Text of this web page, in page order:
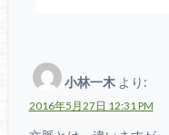
小林一木 より:
2016年5月27日 12:31 PM